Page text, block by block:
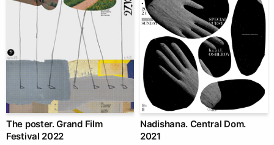
The poster. Grand Film
Festival 2022
Nadishana. Central Dom.
2021